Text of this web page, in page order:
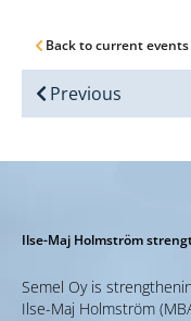
Back to current events
Previous
Ilse-Maj Holmström
Semel Oy is
Ilse-Maj Holmström